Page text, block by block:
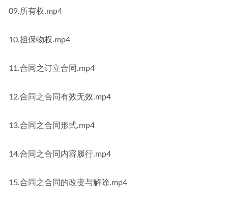
09.所有权.mp4
10.担保物权.mp4
11.合同之订立合同.mp4
12.合同之合同有效无效.mp4
13.合同之合同形式.mp4
14.合同之合同内容履行.mp4
15.合同之合同的改变与解除.mp4